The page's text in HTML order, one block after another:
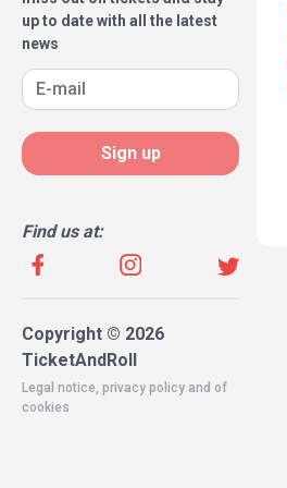
up to date with all the latest
news
Sign up
Find us at:
Copyright © 2026
TicketAndRoll
Legal notice, privacy policy and of
cookies